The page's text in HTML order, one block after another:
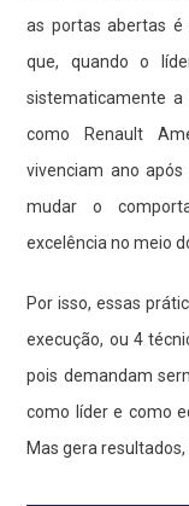
as portas abertas é
que, quando o
sistematicamente a
como Renault
vivenciam ano
mudar o
excelência no meio
Por isso, essas
execução, ou 4
pois demandam
como líder e como
Mas gera